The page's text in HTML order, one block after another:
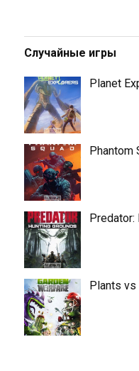
Случайные игры
Planet
Phantom
Predator:
Plants vs